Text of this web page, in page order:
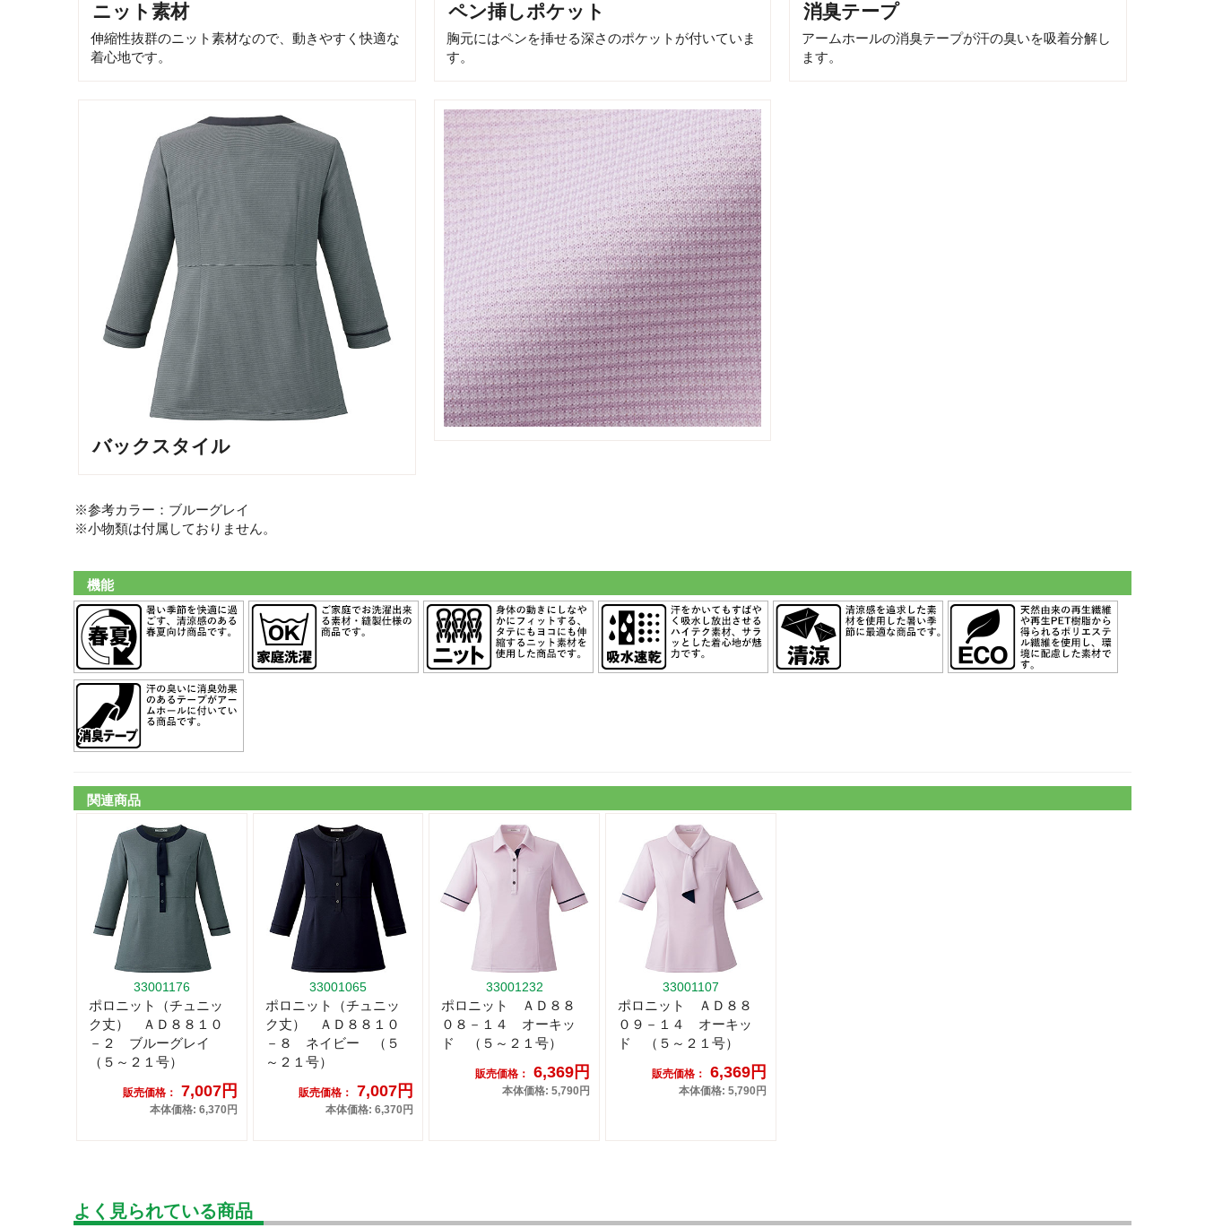
ニット素材
伸縮性抜群のニット素材なので、動きやすく快適な
着心地です。
ペン挿しポケット
胸元にはペンを挿せる深さのポケットが付いていま
す。
消臭テープ
アームホールの消臭テープが汗の臭いを吸着分解し
ます。
バックスタイル
※参考カラー：ブルーグレイ
※小物類は付属しておりません。
機能
関連商品
33001176
ポロニット（チュニッ
ク丈） ＡＤ８８１０
－２ ブルーグレイ
（５～２１号）
販売価格： 7,007円
本体価格: 6,370円
33001065
ポロニット（チュニッ
ク丈） ＡＤ８８１０
－８ ネイビー （５
～２１号）
販売価格： 7,007円
本体価格: 6,370円
33001232
ポロニット ＡＤ８８
０８－１４ オーキッ
ド （５～２１号）
販売価格： 6,369円
本体価格: 5,790円
33001107
ポロニット ＡＤ８８
０９－１４ オーキッ
ド （５～２１号）
販売価格： 6,369円
本体価格: 5,790円
よく見られている商品